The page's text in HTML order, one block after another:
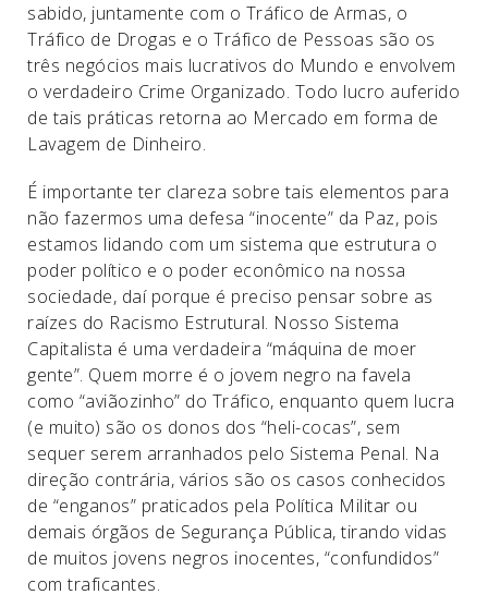
sabido, juntamente com o Tráfico de Armas, o
Tráfico de Drogas e o Tráfico de Pessoas são os
três negócios mais lucrativos do Mundo e envolvem
o verdadeiro Crime Organizado. Todo lucro auferido
de tais práticas retorna ao Mercado em forma de
Lavagem de Dinheiro.
É importante ter clareza sobre tais elementos para
não fazermos uma defesa “inocente” da Paz, pois
estamos lidando com um sistema que estrutura o
poder político e o poder econômico na nossa
sociedade, daí porque é preciso pensar sobre as
raízes do Racismo Estrutural. Nosso Sistema
Capitalista é uma verdadeira “máquina de moer
gente”. Quem morre é o jovem negro na favela
como “aviãozinho” do Tráfico, enquanto quem lucra
(e muito) são os donos dos “heli-cocas”, sem
sequer serem arranhados pelo Sistema Penal. Na
direção contrária, vários são os casos conhecidos
de “enganos” praticados pela Política Militar ou
demais órgãos de Segurança Pública, tirando vidas
de muitos jovens negros inocentes, “confundidos”
com traficantes.